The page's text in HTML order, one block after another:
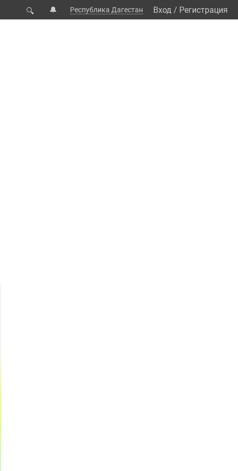
🔍 🔔 Республика Дагестан Вход / Регистрация